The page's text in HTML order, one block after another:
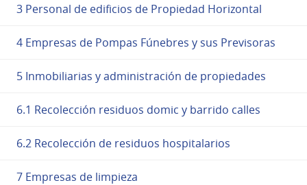
3 Personal de edificios de Propiedad Horizontal
4 Empresas de Pompas Fúnebres y sus Previsoras
5 Inmobiliarias y administración de propiedades
6.1 Recolección residuos domic y barrido calles
6.2 Recolección de residuos hospitalarios
7 Empresas de limpieza